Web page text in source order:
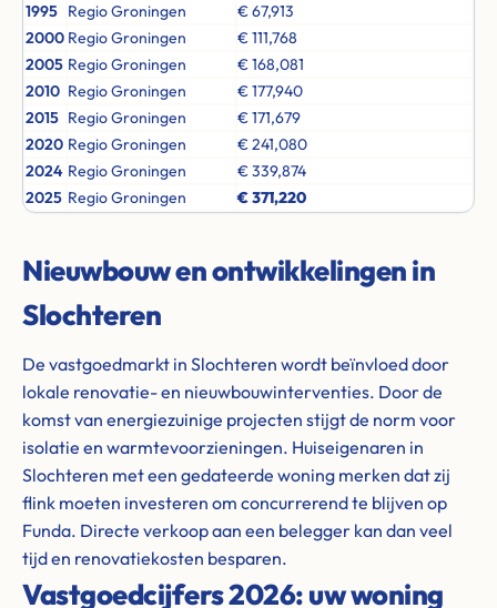
1995 Regio Groningen
€ 67,913
2000 Regio Groningen
€ 111,768
2005 Regio Groningen
€ 168,081
2010 Regio Groningen
€ 177,940
2015 Regio Groningen
€ 171,679
2020 Regio Groningen
€ 241,080
2024 Regio Groningen
€ 339,874
2025 Regio Groningen € 371,220
Nieuwbouw en ontwikkelingen in
Slochteren
De vastgoedmarkt in Slochteren wordt beïnvloed door
lokale renovatie- en nieuwbouwinterventies. Door de
komst van energiezuinige projecten stijgt de norm voor
isolatie en warmtevoorzieningen. Huiseigenaren in
Slochteren met een gedateerde woning merken dat zij
flink moeten investeren om concurrerend te blijven op
Funda. Directe verkoop aan een belegger kan dan veel
tijd en renovatiekosten besparen.
Vastgoedcijfers 2026: uw woning